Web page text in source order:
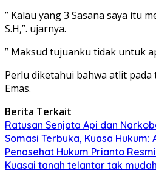
” Kalau yang 3 Sasana saya itu
S.H,”. ujarnya.
” Maksud tujuanku tidak untuk
Perlu diketahui bahwa atlit pada
Emas.
Berita Terkait
Ratusan Senjata Api dan
Somasi Terbuka, Kuasa Hukum:
Penasehat Hukum Prianto
Kuasai tanah telantar tak